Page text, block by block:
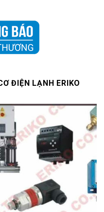
ĐIỆN LẠNH ERIKO